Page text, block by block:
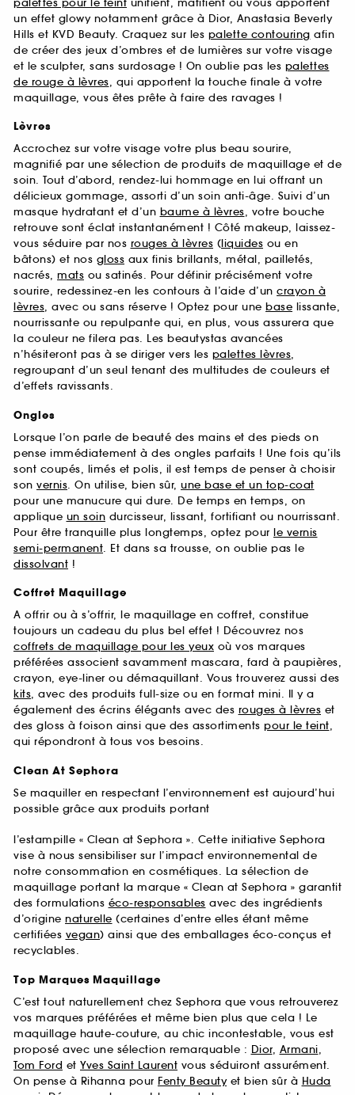
un effet glowy notamment grâce à Dior, Anastasia Beverly
Hills et KVD Beauty. Craquez sur les palette contouring afin
de créer des jeux d’ombres et de lumières sur votre visage
et le sculpter, sans surdosage ! On oublie pas les palettes
de rouge à lèvres, qui apportent la touche finale à votre
maquillage, vous êtes prête à faire des ravages !
Lèvres
Accrochez sur votre visage votre plus beau sourire,
magnifié par une sélection de produits de maquillage et de
soin. Tout d’abord, rendez-lui hommage en lui offrant un
délicieux gommage, assorti d’un soin anti-âge. Suivi d’un
masque hydratant et d’un baume à lèvres, votre bouche
retrouve sont éclat instantanément ! Côté makeup, laissez-
vous séduire par nos rouges à lèvres (liquides ou en
bâtons) et nos gloss aux finis brillants, métal, pailletés,
nacrés, mats ou satinés. Pour définir précisément votre
sourire, redessinez-en les contours à l’aide d’un crayon à
lèvres, avec ou sans réserve ! Optez pour une base lissante,
nourrissante ou repulpante qui, en plus, vous assurera que
la couleur ne filera pas. Les beautystas avancées
n’hésiteront pas à se diriger vers les palettes lèvres,
regroupant d’un seul tenant des multitudes de couleurs et
d’effets ravissants.
Ongles
Lorsque l’on parle de beauté des mains et des pieds on
pense immédiatement à des ongles parfaits ! Une fois qu’ils
sont coupés, limés et polis, il est temps de penser à choisir
son vernis. On utilise, bien sûr, une base et un top-coat
pour une manucure qui dure. De temps en temps, on
applique un soin durcisseur, lissant, fortifiant ou nourrissant.
Pour être tranquille plus longtemps, optez pour le vernis
semi-permanent. Et dans sa trousse, on oublie pas le
dissolvant !
Coffret Maquillage
A offrir ou à s’offrir, le maquillage en coffret, constitue
toujours un cadeau du plus bel effet ! Découvrez nos
coffrets de maquillage pour les yeux où vos marques
préférées associent savamment mascara, fard à paupières,
crayon, eye-liner ou démaquillant. Vous trouverez aussi des
kits, avec des produits full-size ou en format mini. Il y a
également des écrins élégants avec des rouges à lèvres et
des gloss à foison ainsi que des assortiments pour le teint,
qui répondront à tous vos besoins.
Clean At Sephora
Se maquiller en respectant l’environnement est aujourd’hui
possible grâce aux produits portant
l’estampille « Clean at Sephora ». Cette initiative Sephora
vise à nous sensibiliser sur l’impact environnemental de
notre consommation en cosmétiques. La sélection de
maquillage portant la marque « Clean at Sephora » garantit
des formulations éco-responsables avec des ingrédients
d’origine naturelle (certaines d’entre elles étant même
certifiées vegan) ainsi que des emballages éco-conçus et
recyclables.
Top Marques Maquillage
C’est tout naturellement chez Sephora que vous retrouverez
vos marques préférées et même bien plus que cela ! Le
maquillage haute-couture, au chic incontestable, vous est
proposé avec une sélection remarquable : Dior, Armani,
Tom Ford et Yves Saint Laurent vous séduiront assurément.
On pense à Rihanna pour Fenty Beautyet bien sûr à Huda